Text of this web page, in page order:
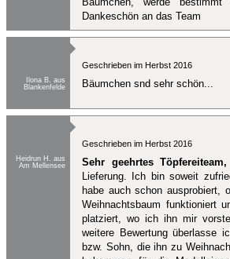
Dankeschön an das Team
Ilona B. aus
Blankenfelde
Geschrieben im Herbst 2016
Bäumchen snd sehr schön...
Heidrun H. aus
Am Mellensee
Geschrieben im Herbst 2016
Sehr geehrtes Töpfereiteam,
Lieferung. Ich bin soweit
habe auch schon ausprobiert,
Weihnachtsbaum funktioniert
platziert, wo ich ihn mir
weitere Bewertung überlasse
bzw. Sohn, die ihn zu